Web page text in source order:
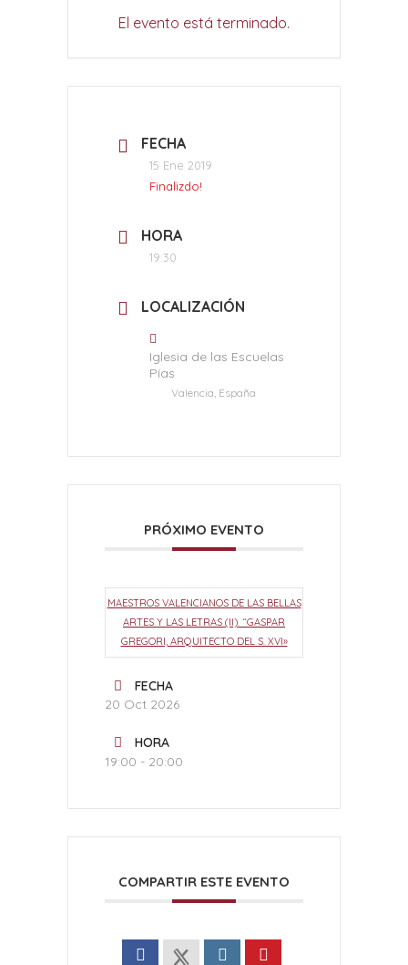
El evento está terminado.
FECHA
15 Ene 2019
Finalizdo!
HORA
19:30
LOCALIZACIÓN
Iglesia de las Escuelas
Pías
Valencia, España
PRÓXIMO EVENTO
MAESTROS VALENCIANOS DE LAS BELLAS
ARTES Y LAS LETRAS (II). “GASPAR
GREGORI, ARQUITECTO DEL S. XVI»
FECHA
20 Oct 2026
HORA
19:00 - 20:00
COMPARTIR ESTE EVENTO